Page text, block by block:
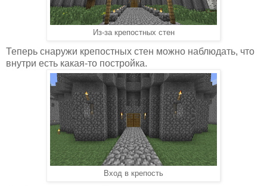
Из-за крепостных стен
Теперь снаружи крепостных стен можно наблюдать, что
внутри есть какая-то постройка.
Вход в крепость